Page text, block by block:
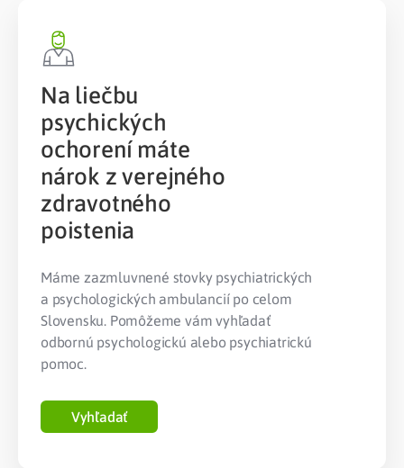
Na liečbu
psychických
ochorení máte
nárok z verejného
zdravotného
poistenia
Máme zazmluvnené stovky psychiatrických
a psychologických ambulancií po celom
Slovensku. Pomôžeme vám vyhľadať
odbornú psychologickú alebo psychiatrickú
pomoc.
Vyhľadať